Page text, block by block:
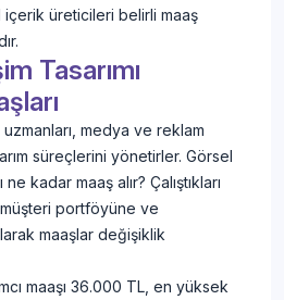
üreticileri belirli maaş
Tasarımı
uzmanları, medya ve reklam
süreçlerini yönetirler. Görsel
ne kadar maaş alır? Çalıştıkları
portföyüne ve
maaşlar değişiklik
maaşı 36.000 TL, en yüksek